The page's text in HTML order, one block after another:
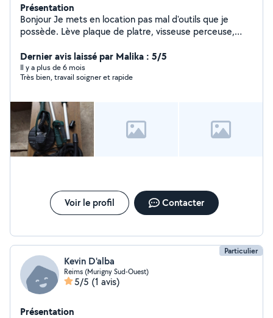
Présentation
Bonjour Je mets en location pas mal d'outils que je
possède. Lève plaque de platre, visseuse perceuse,
papier peint, carelette électrique, table à tapisser,
perforateur Bosch, shampouineuse,...
Dernier avis laissé par Malika : 5/5
Il y a plus de 6 mois
Très bien, travail soigner et rapide
Voir le profil Contacter
Particulier
Kevin D'alba
Reims (Murigny Sud-Ouest)
5/5 (1 avis)
Présentation